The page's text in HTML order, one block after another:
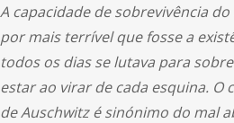
A capacidade de sobrevivência
por mais terrível que fosse a
todos os dias se lutava para
estar ao virar de cada esquina. O
de Auschwitz é sinónimo do mal